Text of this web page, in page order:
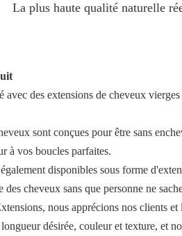
La plus haute qualité naturelle
avec des extensions de cheveux
sont conçues pour être sans
à vos boucles parfaites.
disponibles sous forme
cheveux sans que personne ne
nous apprécions nos clients
désirée, couleur et texture, et